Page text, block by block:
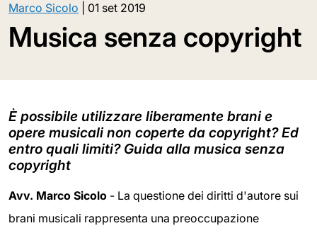
Marco Sicolo 01 set 2019
Musica senza copyright
È possibile utilizzare liberamente brani e
opere musicali non coperte da copyright? Ed
entro quali limiti? Guida alla musica senza
copyright
Avv. Marco Sicolo - La questione dei diritti d'autore sui
brani musicali rappresenta una preoccupazione